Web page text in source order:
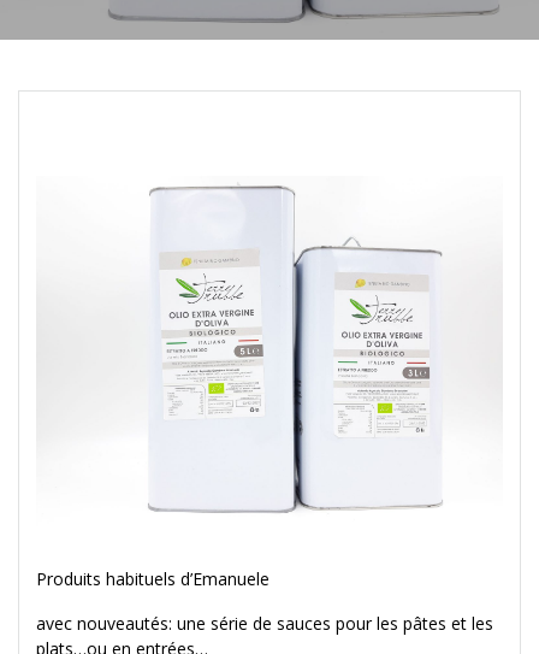
Produits habituels d’Emanuele
avec nouveautés: une série de sauces pour les pâtes et les
plats…ou en entrées…